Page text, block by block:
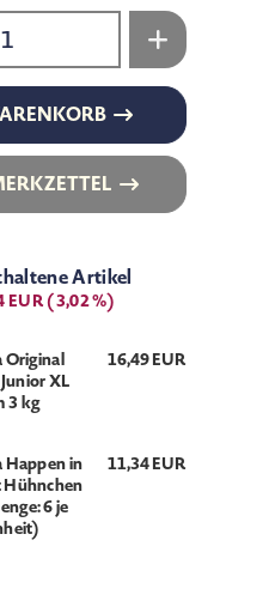
Artikel
EUR (3,02 %)
Original
XL
3 kg
16,49 EUR
Happen in
Hühnchen
6 je
11,34 EUR